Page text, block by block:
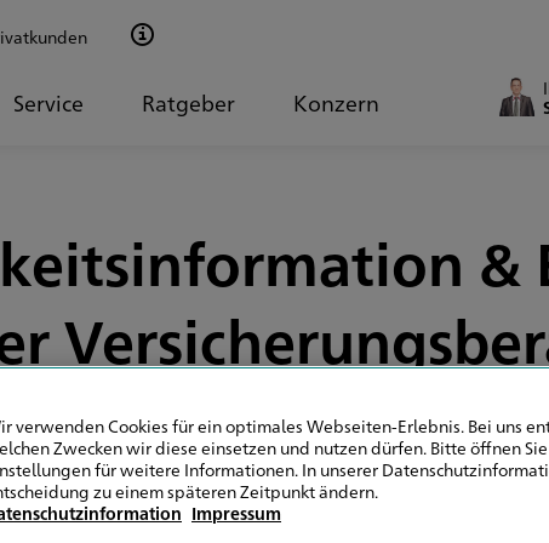
Service Ratgeber Konzern
&
Allgemein
verwenden Cookies für ein optimales Webseiten-Erlebnis. Bei uns
Zwecken wir diese einsetzen und nutzen dürfen. Bitte öffnen
für weitere Informationen. In unserer
zu einem späteren Zeitpunkt ändern.
Impressum